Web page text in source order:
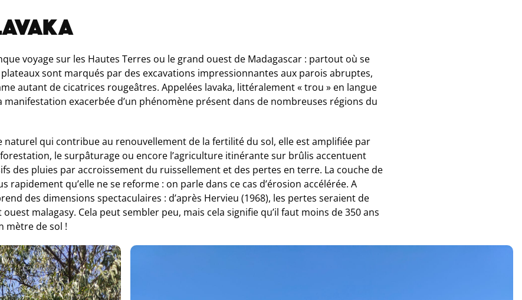
voyage sur les Hautes Terres ou le grand ouest de Madagascar : partout où se
sont marqués par des excavations impressionnantes aux parois abruptes,
autant de cicatrices rougeâtres. Appelées lavaka, littéralement « trou » en langue
manifestation exacerbée d’un phénomène présent dans de nombreuses régions du
naturel qui contribue au renouvellement de la fertilité du sol, elle est amplifiée par
le surpâturage ou encore l’agriculture itinérante sur brûlis accentuent
des pluies par accroissement du ruissellement et des pertes en terre. La couche de
rapidement qu’elle ne se reforme : on parle dans ce cas d’érosion accélérée. A
des dimensions spectaculaires : d’après Hervieu (1968), les pertes seraient de
malagasy. Cela peut sembler peu, mais cela signifie qu’il faut moins de 350 ans
mètre de sol !